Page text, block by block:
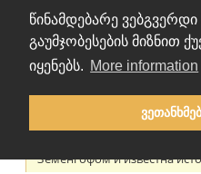
წინამდებარე ვებგვერდი
გაუმჯობესების მიზნით
იყენებს. More information
Leopold65:
Т.е. Вы не смогли
словам, но не Вы в этом
Если вы не понимаете смысл
Leopold65:
Земенгофом и известна